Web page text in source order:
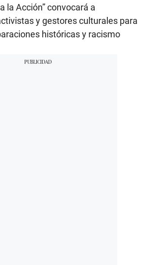
la Acción” convocará a
y gestores culturales para
históricas y racismo